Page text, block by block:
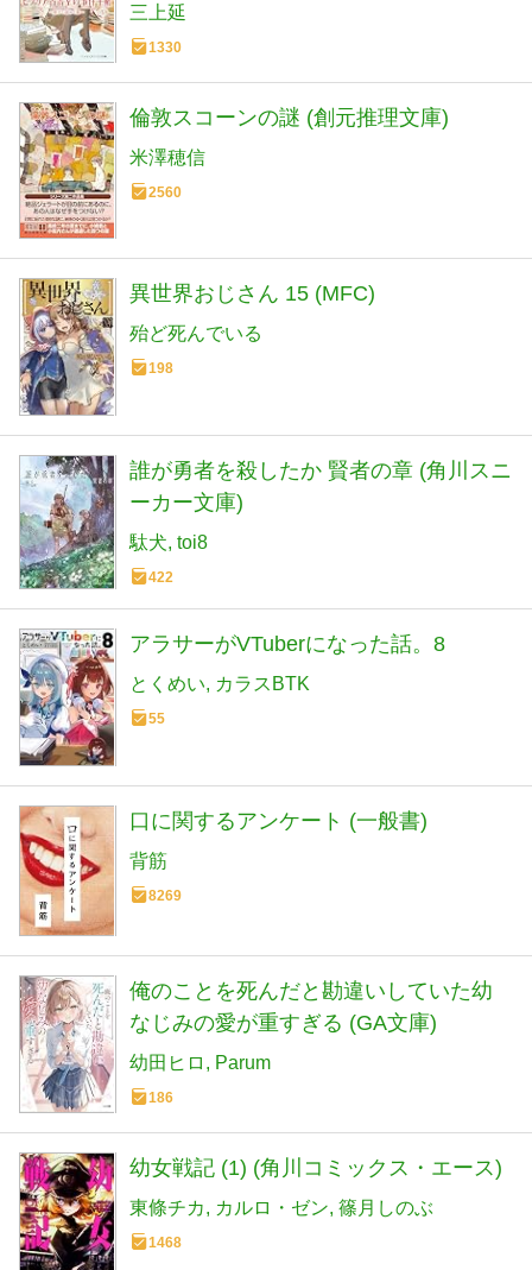
三上延
1330
倫敦スコーンの謎 (創元推理文庫)
米澤穂信
2560
異世界おじさん 15 (MFC)
殆ど死んでいる
198
誰が勇者を殺したか 賢者の章 (角川スニ
ーカー文庫)
駄犬 toi8
422
アラサーがVTuberになった話。8
とくめい カラスBTK
55
口に関するアンケート (一般書)
背筋
8269
俺のことを死んだと勘違いしていた幼
なじみの愛が重すぎる (GA文庫)
幼田ヒロ Parum
186
幼女戦記 (1) (角川コミックス・エース)
東條チカ カルロ・ゼン 篠月しのぶ
1468